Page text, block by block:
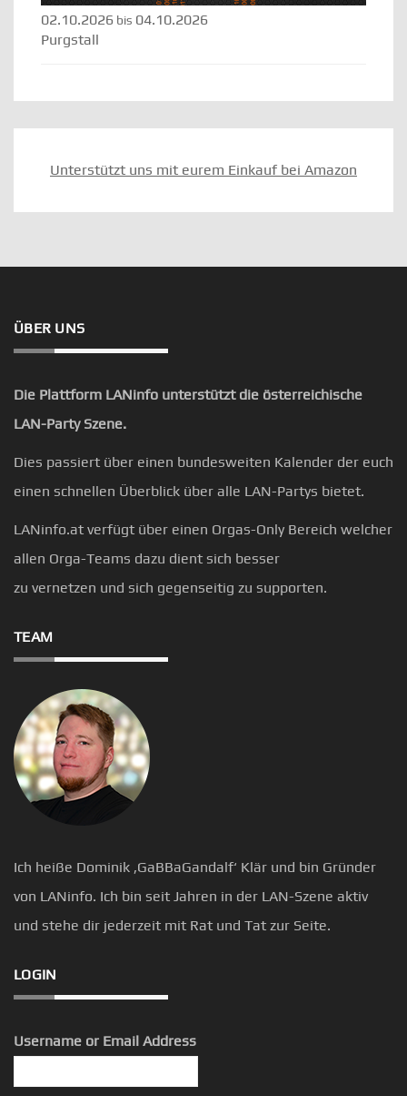
02.10.2026 bis 04.10.2026
Purgstall
Unterstützt uns mit eurem Einkauf bei Amazon
ÜBER UNS
Die Plattform LANinfo unterstützt die österreichische
LAN-Party Szene.
Dies passiert über einen bundesweiten Kalender der euch
einen schnellen Überblick über alle LAN-Partys bietet.
LANinfo.at verfügt über einen Orgas-Only Bereich welcher
allen Orga-Teams dazu dient sich besser
zu vernetzen und sich gegenseitig zu supporten.
TEAM
Ich heiße Dominik ‚GaBBaGandalf‘ Klär und bin Gründer
von LANinfo. Ich bin seit Jahren in der LAN-Szene aktiv
und stehe dir jederzeit mit Rat und Tat zur Seite.
LOGIN
Username or Email Address